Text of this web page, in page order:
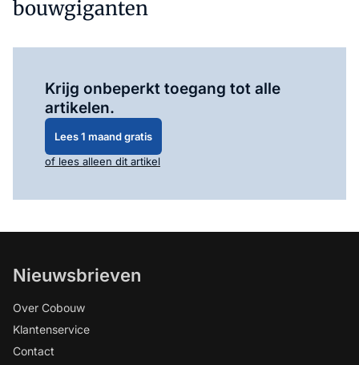
bouwgiganten
Krijg onbeperkt toegang tot alle
artikelen.
Lees 1 maand gratis
of lees alleen dit artikel
Nieuwsbrieven
Over Cobouw
Klantenservice
Contact